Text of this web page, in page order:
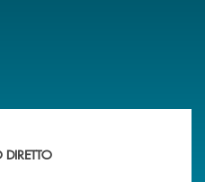
immediata? Contattaci !